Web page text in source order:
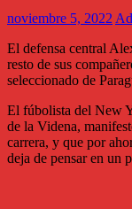
noviembre 5, 2022
El defensa central
resto de sus
seleccionado de
El fúbolista del New
de la Videna,
carrera, y que por
deja de pensar en un